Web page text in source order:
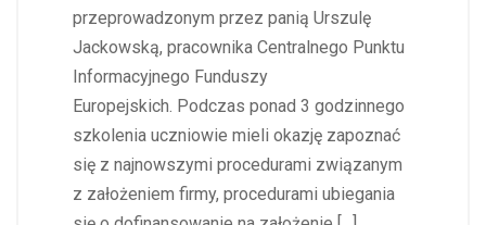
przeprowadzonym przez panią Urszulę
Jackowską, pracownika Centralnego Punktu
Informacyjnego Funduszy
Europejskich. Podczas ponad 3 godzinnego
szkolenia uczniowie mieli okazję zapoznać
się z najnowszymi procedurami związanym
z założeniem firmy, procedurami ubiegania